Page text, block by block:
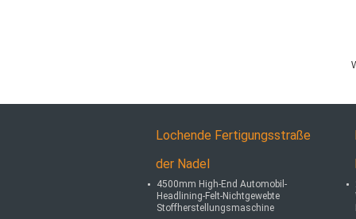
Lochende Fertigungsstraße
der Nadel
4500mm High-End Automobil-
Headlining-Felt-Nichtgewebte
Stoffherstellungsmaschine